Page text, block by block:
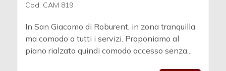
Cod. CAM 819
In San Giacomo di Roburent, in zona tranquilla
ma comodo a tutti i servizi. Proponiamo al
piano rialzato quindi comodo accesso senza...